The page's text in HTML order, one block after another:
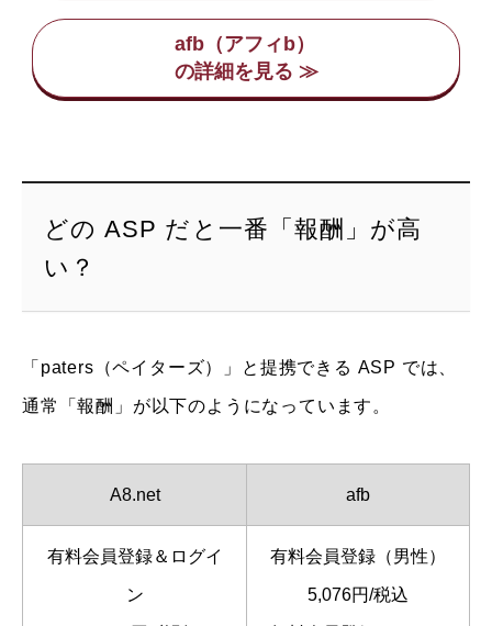
afb（アフィb）
どの ASP だと一番「報酬」が高
い？
「paters（ペイターズ）」と提携できる ASP では、
通常「報酬」が以下のようになっています。
A8.net afb
有料会員登録＆ログイ
ン
有料会員登録（男性）
5,076円/税込